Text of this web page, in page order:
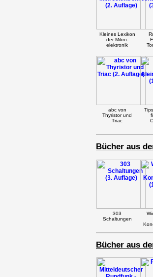
Kleines Lexikon
der Mikro-
elektronik
abc von
Thyristor und
Triac
Bücher aus
303
Schaltungen
Bücher aus